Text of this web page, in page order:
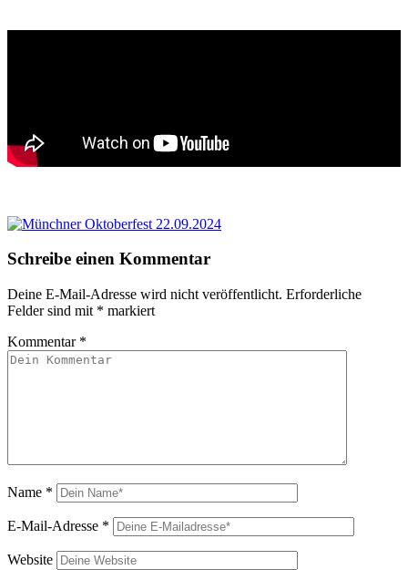
Schreibe einen Kommentar
Deine E-Mail-Adresse wird nicht veröffentlicht. Erforderliche
Felder sind mit * markiert
Kommentar *
Name *
E-Mail-Adresse *
Website